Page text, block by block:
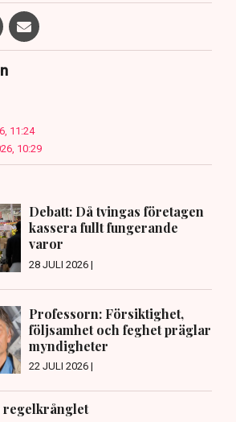
11:24
10:29
Debatt: Då tvingas företagen
kassera fullt fungerande
varor
28 JULI 2026 |
Professorn: Försiktighet,
följsamhet och feghet präglar
myndigheter
22 JULI 2026 |
regelkrånglet